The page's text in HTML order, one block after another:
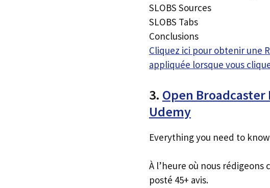
SLOBS Sources
SLOBS Tabs
Conclusions
Cliquez ici pour obtenir une
appliquée lorsque vous
3. Open Broadcaster
Udemy
Everything you need to
À l’heure où nous
posté 45+ avis.